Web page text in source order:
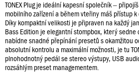
TONEX Plug je ideální kapesní společník –
mobilního zařízení a během vteřiny máš přístup
Díky kompaktní velikosti je připraven na každý
Bass Edition je elegantní stompbox, který sedne
nabídne snadné přepínání presetů s okamžitou
absolutní kontrolu a maximální možnosti, je tu
plnohodnotný pedál se stereo výstupy, USB
rozsáhlým preset managementem.